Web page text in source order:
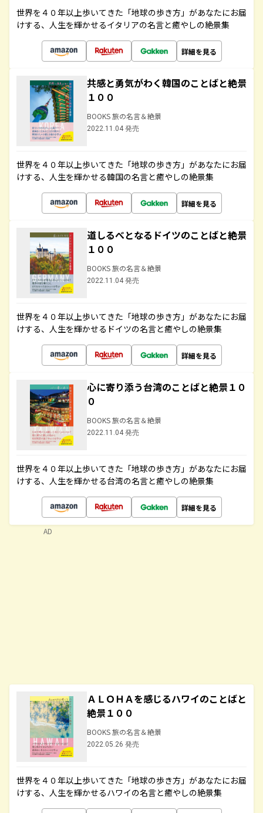
世界を４０年以上歩いてきた「地球の歩き方」があなたにお届
けする、人生を輝かせるイタリアの名言と癒やしの絶景集
詳細を見る
共感と勇気がわく韓国のことばと絶景
１００
BOOKS 旅の名言＆絶景
2022.11.04 発売
世界を４０年以上歩いてきた「地球の歩き方」があなたにお届
けする、人生を輝かせる韓国の名言と癒やしの絶景集
詳細を見る
道しるべとなるドイツのことばと絶景
１００
BOOKS 旅の名言＆絶景
2022.11.04 発売
世界を４０年以上歩いてきた「地球の歩き方」があなたにお届
けする、人生を輝かせるドイツの名言と癒やしの絶景集
詳細を見る
心に寄り添う台湾のことばと絶景１０
０
BOOKS 旅の名言＆絶景
2022.11.04 発売
世界を４０年以上歩いてきた「地球の歩き方」があなたにお届
けする、人生を輝かせる台湾の名言と癒やしの絶景集
詳細を見る
ＡＬＯＨＡを感じるハワイのことばと
絶景１００
BOOKS 旅の名言＆絶景
2022.05.26 発売
世界を４０年以上歩いてきた「地球の歩き方」があなたにお届
けする、人生を輝かせるハワイの名言と癒やしの絶景集
AD